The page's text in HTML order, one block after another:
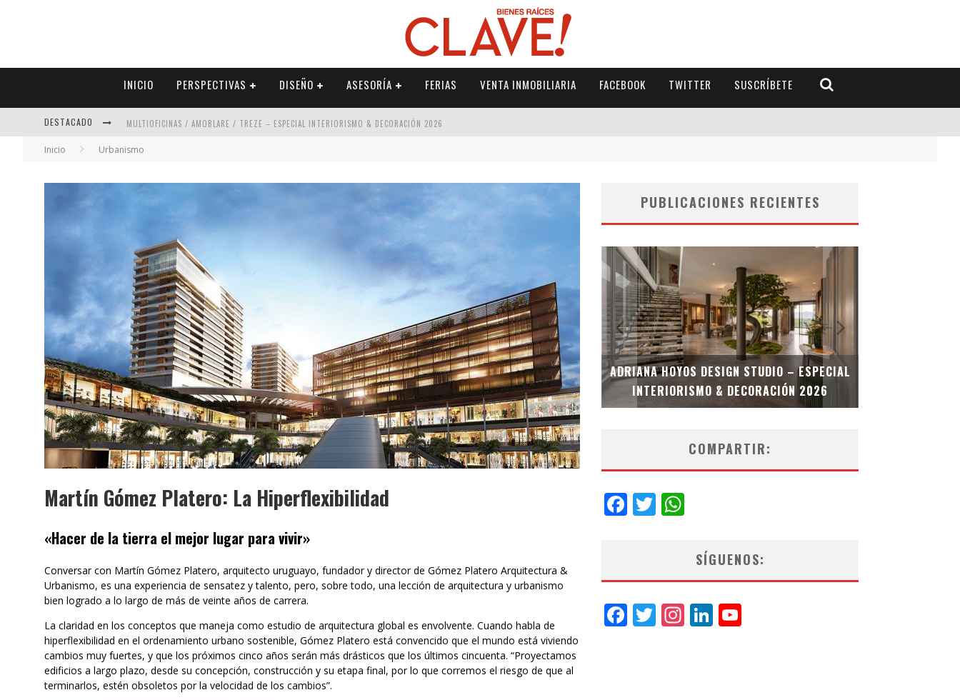
INICIO PERSPECTIVAS DISEÑO ASESORÍA FERIAS VENTA INMOBILIARIA FACEBOOK TWITTER SUSCRÍBETE
DESTACADO MULTIOFICINAS / AMOBLARE / TREZE – ESPECIAL INTERIORISMO & DECORACIÓN 2026
ABAD VERGARA ARQUITECTOS – ESPECIAL INTERIORISMO & DECORACIÓN 2026
COLINEAL – ESPECIAL INTERIORISMO & DECORACIÓN 2026
ADRIANA HOYOS DESIGN STUDIO – ESPECIAL INTERIORISMO & DECORACIÓN 2026
Inicio Urbanismo
Martín Gómez Platero: La Hiperflexibilidad
«Hacer de la tierra el mejor lugar para vivir»
Conversar con Martín Gómez Platero, arquitecto uruguayo, fundador y director de Gómez Platero Arquitectura &
Urbanismo, es una experiencia de sensatez y talento, pero, sobre todo, una lección de arquitectura y urbanismo
bien logrado a lo largo de más de veinte años de carrera.
La claridad en los conceptos que maneja como estudio de arquitectura global es envolvente. Cuando habla de
hiperflexibilidad en el ordenamiento urbano sostenible, Gómez Platero está convencido que el mundo está viviendo
cambios muy fuertes, y que los próximos cinco años serán más drásticos que los últimos cincuenta. “Proyectamos
edificios a largo plazo, desde su concepción, construcción y su etapa final, por lo que corremos el riesgo de que al
terminarlos, estén obsoletos por la velocidad de los cambios”.
PUBLICACIONES RECIENTES
MUBB DESIGN STUDIO – ESPECIAL
INTERIORISMO & DECORACIÓN 2026
ADRIANA HOYOS DESIGN STUDIO – ESPECIAL
INTERIORISMO & DECORACIÓN 2026
COMPARTIR:
Facebook
Twitter
SÍGUENOS:
Facebook
Twitter
Instagram
LinkedIn